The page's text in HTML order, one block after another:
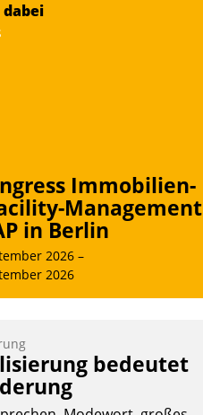
Immobilien-
Management
in Berlin
2026 –
2026
bedeutet